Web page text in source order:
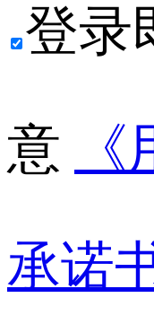
登录
意
承诺